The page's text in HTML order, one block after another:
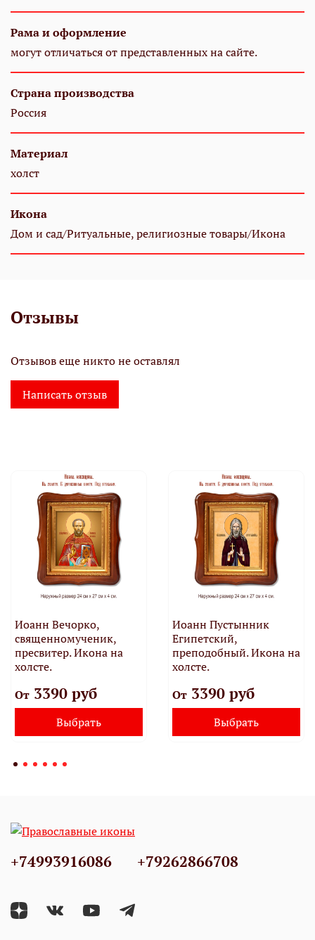
Рама и оформление
могут отличаться от представленных на сайте.
Страна производства
Россия
Материал
холст
Икона
Дом и сад/Ритуальные, религиозные товары/Икона
Отзывы
Отзывов еще никто не оставлял
Написать отзыв
Иоанн Вечорко,
священномученик,
пресвитер. Икона на
холсте.
От3390 руб
Выбрать
Иоанн Пустынник
Египетский,
преподобный. Икона на
холсте.
От3390 руб
Выбрать
+74993916086 +79262866708